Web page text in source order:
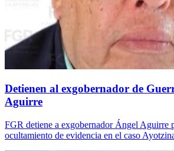
Detienen al exgobernador de
Aguirre
FGR detiene a exgobernador Ángel Aguirre
ocultamiento de evidencia en el caso